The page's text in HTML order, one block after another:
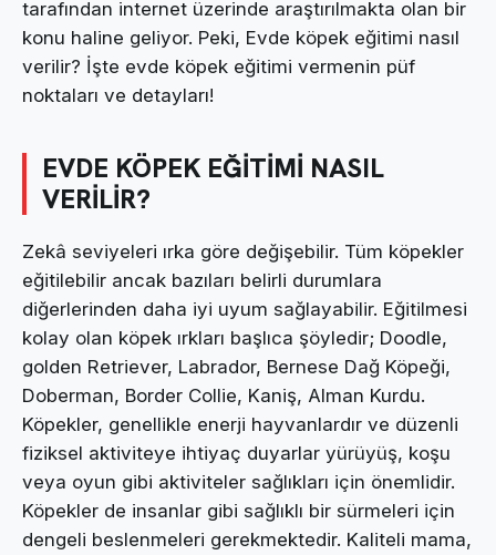
tarafından internet üzerinde araştırılmakta olan bir
konu haline geliyor. Peki, Evde köpek eğitimi nasıl
verilir? İşte evde köpek eğitimi vermenin püf
noktaları ve detayları!
EVDE KÖPEK EĞİTİMİ NASIL
VERİLİR?
Zekâ seviyeleri ırka göre değişebilir. Tüm köpekler
eğitilebilir ancak bazıları belirli durumlara
diğerlerinden daha iyi uyum sağlayabilir. Eğitilmesi
kolay olan köpek ırkları başlıca şöyledir; Doodle,
golden Retriever, Labrador, Bernese Dağ Köpeği,
Doberman, Border Collie, Kaniş, Alman Kurdu.
Köpekler, genellikle enerji hayvanlardır ve düzenli
fiziksel aktiviteye ihtiyaç duyarlar yürüyüş, koşu
veya oyun gibi aktiviteler sağlıkları için önemlidir.
Köpekler de insanlar gibi sağlıklı bir sürmeleri için
dengeli beslenmeleri gerekmektedir. Kaliteli mama,